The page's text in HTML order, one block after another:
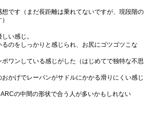
です（まだ長距離は乗れてないですが、現段階の
い感じ。
るのをしっかりと感じられ、お尻にゴツゴツこな
ポワンしている感じがした（はじめてで独特な不思
おかげでレーパンがサドルにかかる滑りにくい感じ
の中間の形状で合う人が多いかもしれない